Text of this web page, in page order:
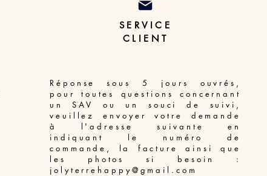
SERVICE
CLIENT
Réponse sous 5 jours ouvrés,
pour toutes questions concernant
un SAV ou un souci de suivi,
veuillez envoyer votre demande
à l'adresse suivante en
indiquant le numéro de
commande, la facture ainsi que
les photos si besoin :
jolyterrehappy@gmail.com